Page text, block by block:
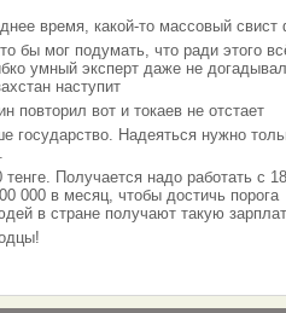
время, какой-то массовый свист
бы мог подумать, что ради этого
умный эксперт даже не
наступит
повторил вот и токаев не отстает
государство. Надеяться нужно
Получается надо работать с
000 в месяц, чтобы достичь порога
в стране получают такую